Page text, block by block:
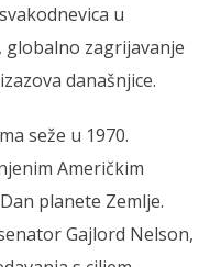
u
globalno zagrijavanje
današnjice.
seže u 1970.
Američkim
planete Zemlje.
Gajlord Nelson,